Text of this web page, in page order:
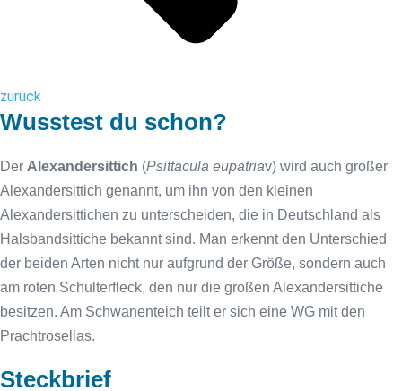
zurück
Wusstest du schon?
Der Alexandersittich (Psittacula eupatriav) wird auch großer
Alexandersittich genannt, um ihn von den kleinen
Alexandersittichen zu unterscheiden, die in Deutschland als
Halsbandsittiche bekannt sind. Man erkennt den Unterschied
der beiden Arten nicht nur aufgrund der Größe, sondern auch
am roten Schulterfleck, den nur die großen Alexandersittiche
besitzen. Am Schwanenteich teilt er sich eine WG mit den
Prachtrosellas.
Steckbrief